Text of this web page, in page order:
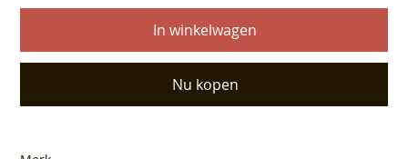
In winkelwagen
Nu kopen